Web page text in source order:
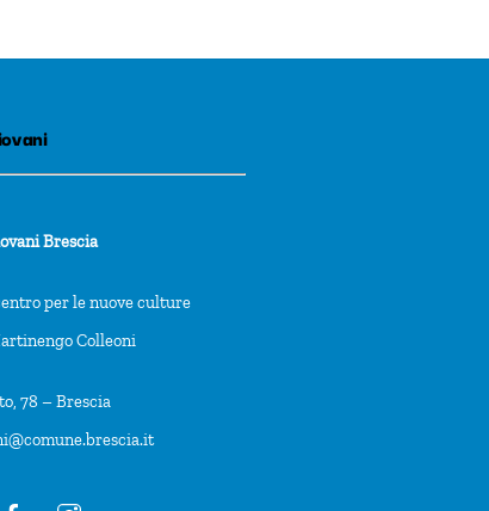
Brescia
per le nuove culture
Colleoni
78 – Brescia